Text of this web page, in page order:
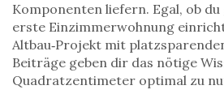
Komponenten liefern. Egal, ob
erste Einzimmerwohnung
Altbau‑Projekt mit
Beiträge geben dir das nötige
Quadratzentimeter optimal zu